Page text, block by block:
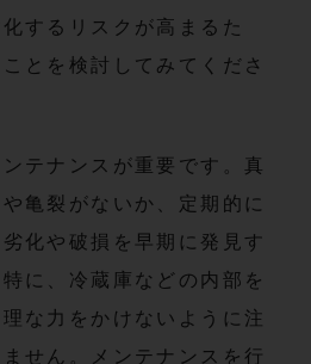
するリスクが高まるた
とを検討してみてくださ
テナンスが重要です。真
亀裂がないか、定期的に
化や破損を早期に発見す
に、冷蔵庫などの内部を
な力をかけないように注
せん。メンテナンスを行